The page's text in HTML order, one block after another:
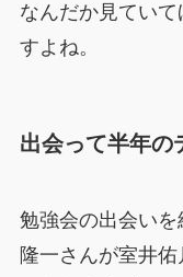
なんだか見てい
すよね。
出会って半年の
勉強会の出会い
隆一さんが室井